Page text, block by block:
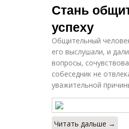
Стань
успеху
Общительный
его выслушали, и
вопросы,
собеседник не
уважительной
Читать дальше →